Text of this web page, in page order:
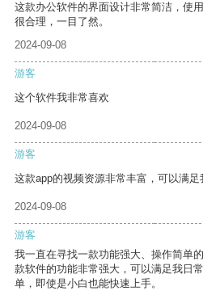
这款办公软件的界面设计非常简洁，使
很合理，一目了然。
2024-09-08
游客
这个软件我非常喜欢
2024-09-08
游客
这款app的视频资源非常丰富，可以满足
2024-09-08
游客
我一直在寻找一款功能强大、操作简单
款软件的功能非常强大，可以满足我日
单，即使是小白也能快速上手。